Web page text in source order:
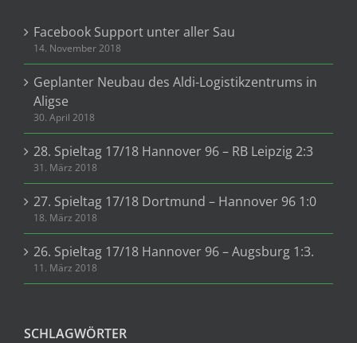
Facebook Support unter aller Sau
14. November 2018
Geplanter Neubau des Aldi-Logistikzentrums in
Aligse
30. April 2018
28. Spieltag 17/18 Hannover 96 – RB Leipzig 2:3
31. März 2018
27. Spieltag 17/18 Dortmund – Hannover 96 1:0
18. März 2018
26. Spieltag 17/18 Hannover 96 – Augsburg 1:3.
11. März 2018
SCHLAGWÖRTER